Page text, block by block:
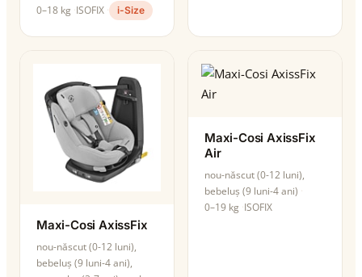
0–18 kg ISOFIX i-Size
Maxi-Cosi AxissFix
nou-născut (0-12 luni),
bebeluș (9 luni-4 ani),
Maxi-Cosi AxissFix
Air
nou-născut (0-12 luni),
bebeluș (9 luni-4 ani)
0–19 kg ISOFIX